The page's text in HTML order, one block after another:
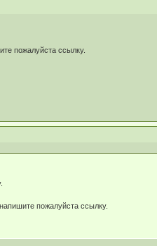
пожалуйста ссылку.
пожалуйста ссылку.